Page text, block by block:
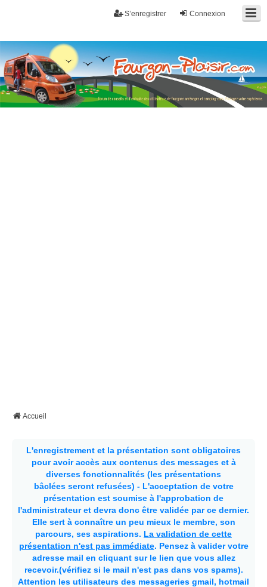
Connexion
S’enregistrer
Fourgon-plaisir.com
Forum de conseils et d'entraide des utilisateurs de fourgons, fourgons
aménagés, vans et de camping-car. Partagez votre expérience.
Accueil
L'enregistrement et la présentation sont obligatoires
pour avoir accès aux contenus des messages et à
diverses fonctionnalités (les présentations
bâclées seront refusées) - L'acceptation de votre
présentation est soumise à l'approbation de
l'administrateur et devra donc être validée par ce dernier.
Elle sert à connaître un peu mieux le membre, son
parcours, ses aspirations. La validation de cette
présentation n'est pas immédiate. Pensez à valider votre
adresse mail en cliquant sur le lien que vous allez
recevoir.(vérifiez si le mail n'est pas dans vos spams).
Attention les utilisateurs des messageries gmail, hotmail